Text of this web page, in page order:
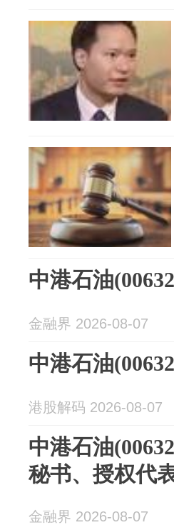
中港石油
金融界 2026-08-07
中港石油
港股解码 2026-08-07
中港石油
秘书、授权代
金融界 2026-08-07